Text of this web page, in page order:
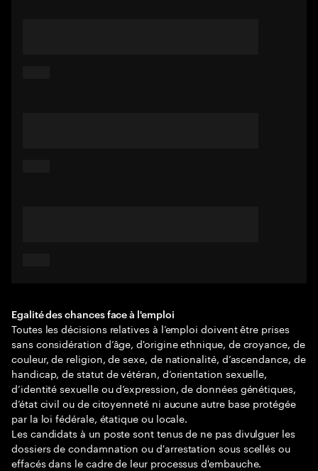
Egalité des chances face à l'emploi
Toutes les décisions relatives à l’emploi doivent être prises
sans considération d’âge, d'origine ethnique, de croyance, de
couleur, de religion, de sexe, de nationalité, d’ascendance, de
handicap, de statut de vétéran, d’orientation sexuelle,
d’identité sexuelle ou d’expression, de données génétiques,
d’état civil ou de citoyenneté ni aucune autre base protégée
par la loi fédérale, étatique ou locale.
Les candidats à un poste sont tenus de ne pas divulguer les
dossiers de condamnation ou d'arrestation sous scellés ou
effacés dans le cadre de leur processus d'embauche.